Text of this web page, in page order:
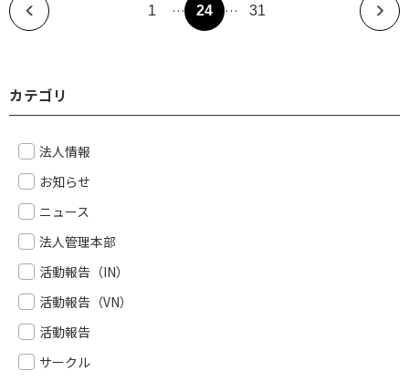
1 … 24 … 31
カテゴリ
法人情報
お知らせ
ニュース
法人管理本部
活動報告（IN）
活動報告（VN）
活動報告
サークル